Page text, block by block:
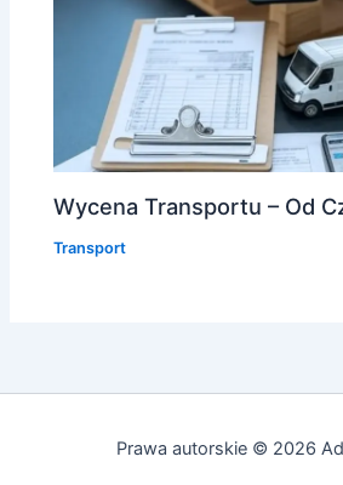
Wycena Transportu – Od
Transport
Prawa autorskie © 2026